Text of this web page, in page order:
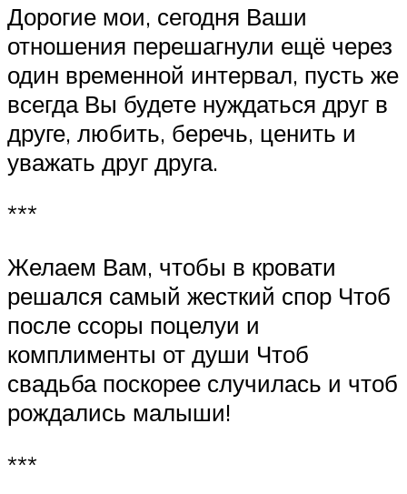
Дорогие мои, сегодня Ваши
отношения перешагнули ещё через
один временной интервал, пусть же
всегда Вы будете нуждаться друг в
друге, любить, беречь, ценить и
уважать друг друга.
***
Желаем Вам, чтобы в кровати
решался самый жесткий спор Чтоб
после ссоры поцелуи и
комплименты от души Чтоб
свадьба поскорее случилась и чтоб
рождались малыши!
***